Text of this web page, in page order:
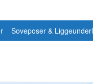
Soveposer &